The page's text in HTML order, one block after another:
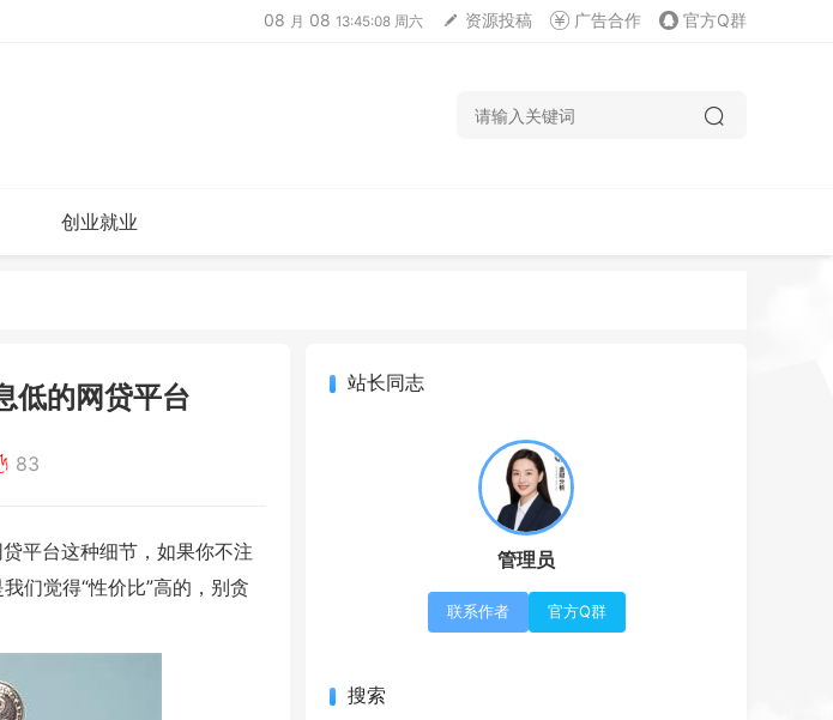
08 月 08 13:45:09 周六 资源投稿 广告合作 官方Q群
创业就业
低的网贷平台
83
平台这种细节，如果你不注
们觉得“性价比”高的，别贪
站长同志
管理员
联系作者 官方Q群
搜索